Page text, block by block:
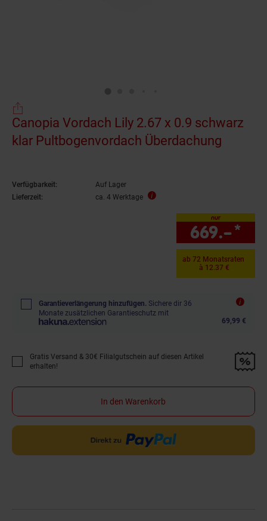
Canopia Vordach Lily 2.67 x 0.9 schwarz
klar Pultbogenvordach Überdachung
Verfügbarkeit:
Auf Lager
Lieferzeit:
ca. 4 Werktage
nur
669.–*
ab 72 Monatsraten
à 12.37 €
Garantieverlängerung hinzufügen. Sichere dir 36
Monate zusätzlichen Garantieschutz mit
69,99 €
Promotion "Gratis Versand &amp; 30€ Filialgutschein auf diesen Artikel
Gratis Versand & 30€ Filialgutschein auf diesen Artikel
erhalten!
In den Warenkorb